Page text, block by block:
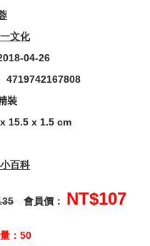
文化
04-26
4719742167808
裝
15.5 x 1.5 cm
百科
會員價： NT$107
：50